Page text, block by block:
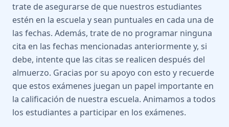
trate de asegurarse de que nuestros estudiantes
estén en la escuela y sean puntuales en cada una de
las fechas. Además, trate de no programar ninguna
cita en las fechas mencionadas anteriormente y, si
debe, intente que las citas se realicen después del
almuerzo. Gracias por su apoyo con esto y recuerde
que estos exámenes juegan un papel importante en
la calificación de nuestra escuela. Animamos a todos
los estudiantes a participar en los exámenes.